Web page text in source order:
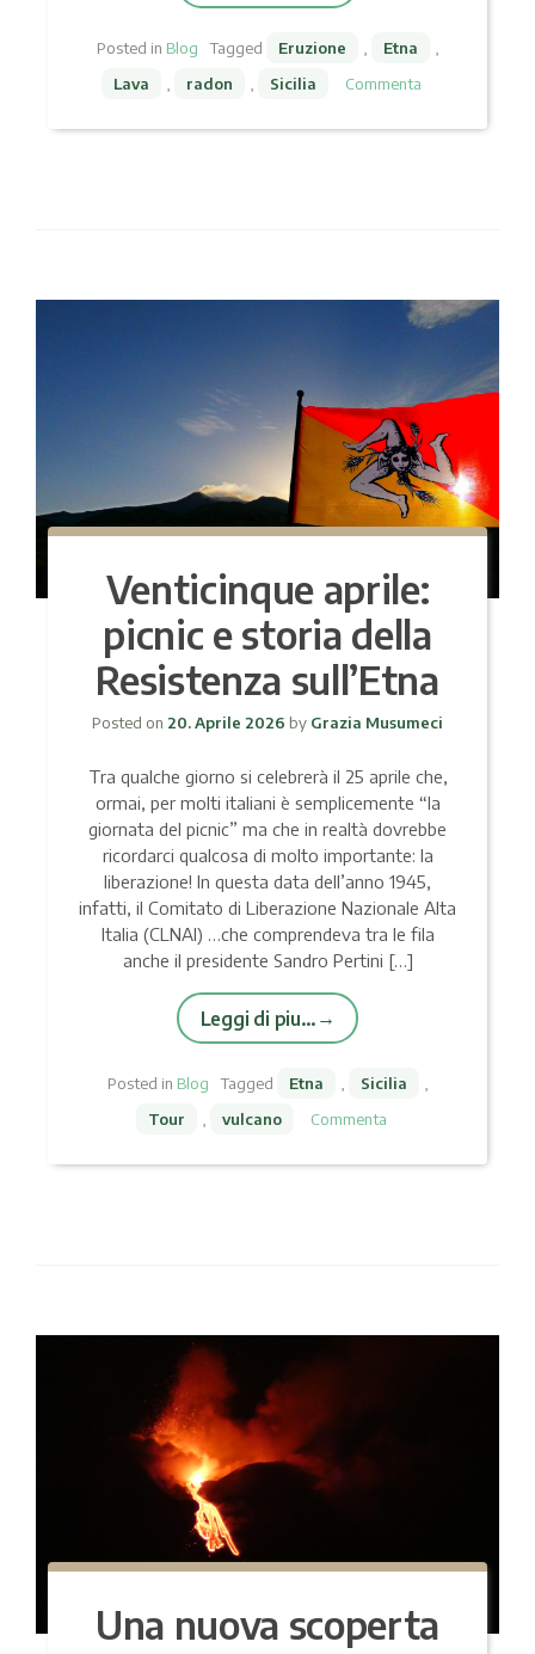
Posted in Blog Tagged Eruzione Etna
Lava
radon Sicilia Commenta
Venticinque aprile:
picnic e storia della
Resistenza sull’Etna
Posted on 20. Aprile 2026 by Grazia Musumeci
Tra qualche giorno si celebrerà il 25 aprile che,
ormai, per molti italiani è semplicemente “la
giornata del picnic” ma che in realtà dovrebbe
ricordarci qualcosa di molto importante: la
liberazione! In questa data dell’anno 1945,
infatti, il Comitato di Liberazione Nazionale Alta
Italia (CLNAI) …che comprendeva tra le fila
anche il presidente Sandro Pertini […]
Leggi di piu…
Posted in Blog Tagged Etna Sicilia
Tour
vulcano Commenta
Una nuova scoperta